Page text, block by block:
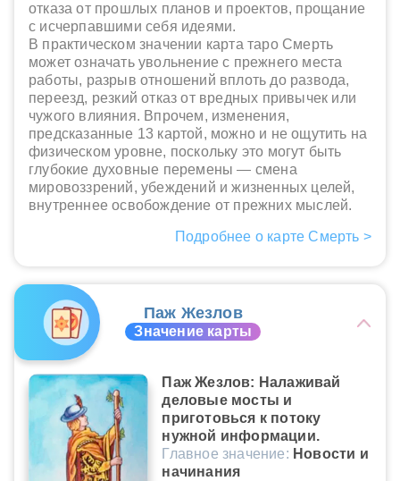
отказа от прошлых планов и проектов, прощание
с исчерпавшими себя идеями.
В практическом значении карта таро Смерть
может означать увольнение с прежнего места
работы, разрыв отношений вплоть до развода,
переезд, резкий отказ от вредных привычек или
чужого влияния. Впрочем, изменения,
предсказанные 13 картой, можно и не ощутить на
физическом уровне, поскольку это могут быть
глубокие духовные перемены — смена
мировоззрений, убеждений и жизненных целей,
внутреннее освобождение от прежних мыслей.
Подробнее о карте Смерть >
Паж Жезлов
Значение карты
Паж Жезлов: Налаживай
деловые мосты и
приготовься к потоку
нужной информации.
Главное значение: Новости и
начинания